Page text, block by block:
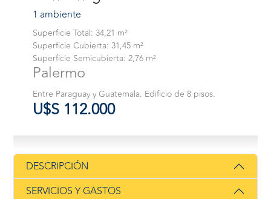
1 ambiente
Superficie Total: 34,21 m²
Superficie Cubierta: 31,45 m²
Superficie Semicubierta: 2,76 m²
Palermo
Entre Paraguay y Guatemala. Edificio de 8 pisos.
U$S 112.000
DESCRIPCIÓN
SERVICIOS Y GASTOS